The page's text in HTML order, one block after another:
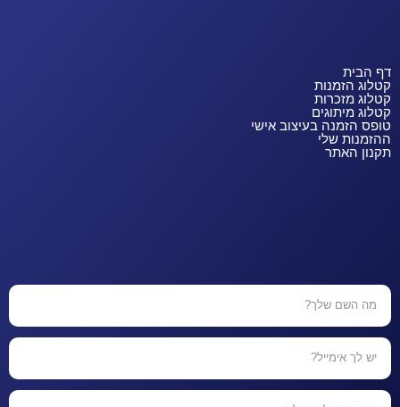
דף הבית
קטלוג הזמנות
קטלוג מזכרות
קטלוג מיתוגים
טופס הזמנה בעיצוב אישי
ההזמנות שלי
תקנון האתר